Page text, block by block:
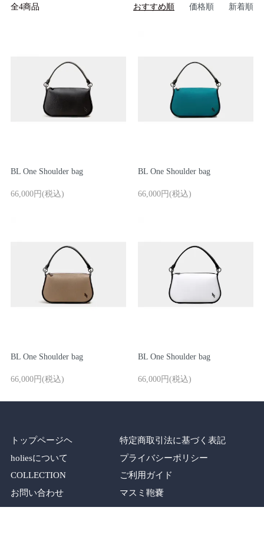
全4商品 おすすめ順 価格順 新着順
BL One Shoulder bag
66,000円(税込)
BL One Shoulder bag
66,000円(税込)
BL One Shoulder bag
66,000円(税込)
BL One Shoulder bag
66,000円(税込)
トップページヘ
holiesについて
COLLECTION
お問い合わせ
SHOP
特定商取引法に基づく表記
プライバシーポリシー
ご利用ガイド
マスミ鞄嚢